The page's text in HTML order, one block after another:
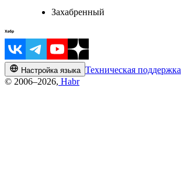
Захабренный
Настройка языка Техническая поддержка
© 2006–2026, Habr